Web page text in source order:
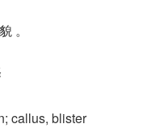
。
callus, blister